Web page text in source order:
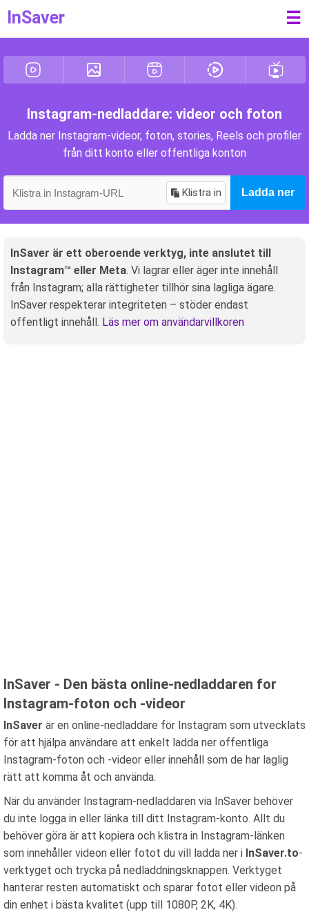
InSaver ☰
Instagram-nedladdare: videor och foton
Ladda ner Instagram-videor, foton, stories, Reels och profiler
från ditt konto eller offentliga konton
Klistra in Ladda ner
InSaver är ett oberoende verktyg, inte anslutet till
Instagram™ eller Meta. Vi lagrar eller äger inte innehåll
från Instagram; alla rättigheter tillhör sina lagliga ägare.
InSaver respekterar integriteten – stöder endast
offentligt innehåll. Läs mer om användarvillkoren
InSaver - Den bästa online-nedladdaren for
Instagram-foton och -videor
InSaver är en online-nedladdare för Instagram som utvecklats
för att hjälpa användare att enkelt ladda ner offentliga
Instagram-foton och -videor eller innehåll som de har laglig
rätt att komma åt och använda.
När du använder Instagram-nedladdaren via InSaver behöver
du inte logga in eller länka till ditt Instagram-konto. Allt du
behöver göra är att kopiera och klistra in Instagram-länken
som innehåller videon eller fotot du vill ladda ner i InSaver.to-
verktyget och trycka på nedladdningsknappen. Verktyget
hanterar resten automatiskt och sparar fotot eller videon på
din enhet i bästa kvalitet (upp till 1080P, 2K, 4K).